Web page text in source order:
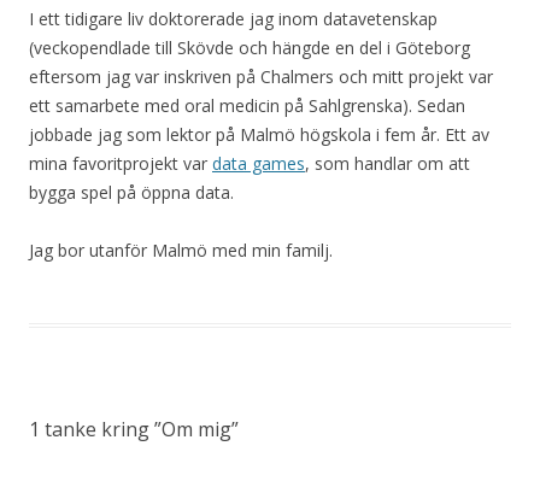
I ett tidigare liv doktorerade jag inom datavetenskap
(veckopendlade till Skövde och hängde en del i Göteborg
eftersom jag var inskriven på Chalmers och mitt projekt var
ett samarbete med oral medicin på Sahlgrenska). Sedan
jobbade jag som lektor på Malmö högskola i fem år. Ett av
mina favoritprojekt var data games, som handlar om att
bygga spel på öppna data.
Jag bor utanför Malmö med min familj.
1 tanke kring ”Om mig”